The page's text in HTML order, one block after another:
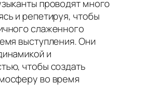
проводят много
и репетируя, чтобы
слаженного
выступления. Они
и
чтобы создать
во время